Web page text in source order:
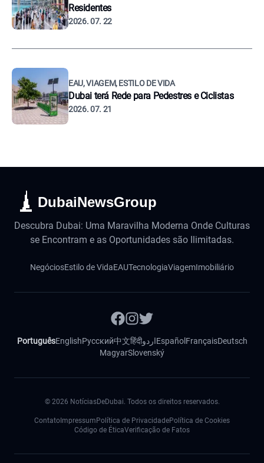
Residentes
2026. 07. 22
EAU, VIAGEM, ESTILO DE VIDA
Dubai terá Rede para Pedestres e Ciclistas
2026. 07. 21
DubaiNewsGroup
Descubra Dubai: Uma Maravilha Moderna Onde Culturas
se Encontram e as Oportunidades são Ilimitadas.
NegóciosEstilo de VidaEAUTecnologiaViagemImobiliário
PortuguêsEnglishРусский中文हिंदीاردوEspañol FrançaisDeutsch
MagyarSlovenský
© 2026 NotíciasDeDubai. Todos os direitos reservados.
Contato Impressum Política de PrivacidadePolítica de Cookies
Código de ÉticaVerificação de Fatos